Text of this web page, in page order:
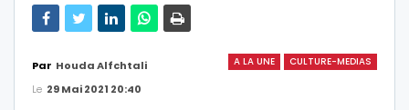
A LA UNE CULTURE-MEDIAS
Par Houda Alfchtali
Le 29 Mai 2021 20:40